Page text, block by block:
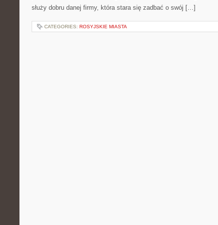
służy dobru danej firmy, która stara się zadbać o swój […]
CATEGORIES: ROSYJSKIE MIASTA